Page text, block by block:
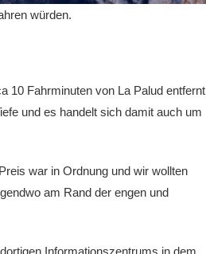
würden.
10 Fahrminuten von La Palud entfernt
und es handelt sich damit auch um
war in Ordnung und wir wollten
am Rand der engen und
Informationszentrums in dem